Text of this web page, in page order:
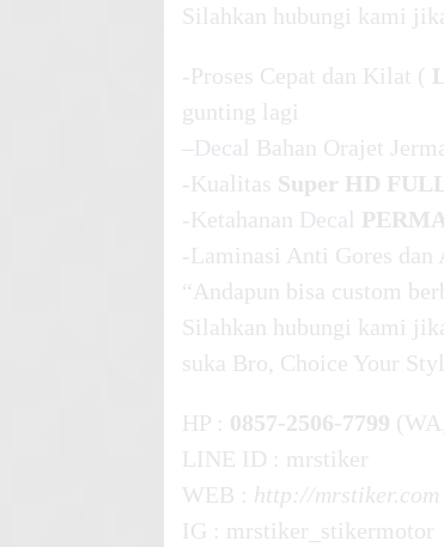
Silahkan hubungi kami
-Proses Cepat dan Kilat (
gunting lagi
–Decal Bahan Orajet
-Kualitas Super HD
-Ketahanan Decal
-Laminasi Anti Gores
“Andapun bisa custom
Silahkan hubungi kami
suka Bro, Choice Your
HP : 0857-2506-7799
LINE ID : mrstiker
WEB : http://mrstiker.com
IG : mrstiker_stikermotor